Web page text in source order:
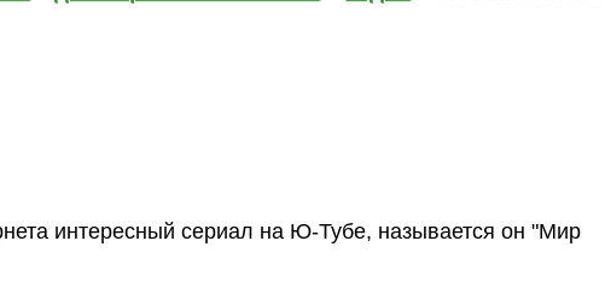
интересный сериал на Ю-Тубе, называется он "Мир